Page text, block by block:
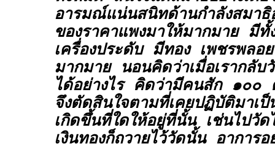
อารมณ์แน่นสนิทด้านกำลังสมา
ของราคาแพงมาให้มากมาย มีทั้
เครื่องประดับ มีทอง เพชรพลอ
มากมาย นอนคิดว่าเมื่อเรากลับ
ได้อย่างไร คิดว่ามีคนสัก ๑๐๐
จึงตัดสินใจตามที่เคยปฏิบัติมาเ
เกิดขึ้นที่ใดให้อยู่ที่นั้น เช่นไปวัด
เงินทองก็ถวายไว้วัดนั้น อาการ